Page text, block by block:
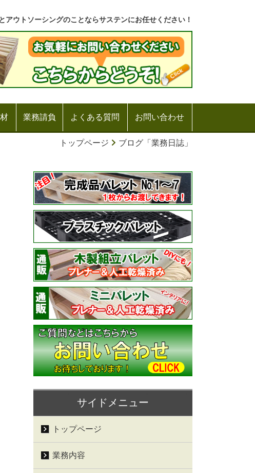
アウトソーシングのことならサステンにお任せください！
業務請負 よくある質問 お問い合わせ
トップページ ブログ「業務日誌」
サイドメニュー
トップページ
業務内容